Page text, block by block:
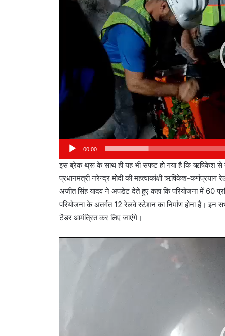
00:00
इस ब्रेक थ्रू के साथ ही यह भी सपष्ट हो गया है कि ऋषिकेश से
प्रधानमंत्री नरेन्द्र मोदी की महत्वाकांक्षी ऋषिकेश-
अजीत सिंह यादव ने अपडेट देते हुए कहा कि परियोजना में 60
परियोजना के अंतर्गत 12 रेलवे स्टेशन का निर्माण होना है।
टेंडर आमंत्रित कर लिए जाएंगे।
संग की हत्या
आईटीबीपी
जवान
ने
नर्स
को
इतना
कियाMarch 19, 2026
फंदे से, मुकदमा दर्ज